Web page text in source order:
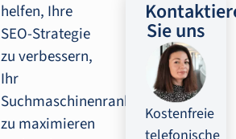
helfen, Ihre
SEO-Strategie
zu verbessern,
Ihr
Suchmaschinenranking
zu maximieren
Sie uns
Kostenfreie